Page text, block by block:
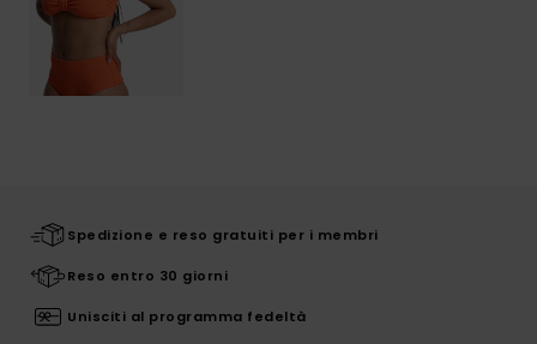
Spedizione e reso gratuiti per i membri
Reso entro 30 giorni
Unisciti al programma fedeltà